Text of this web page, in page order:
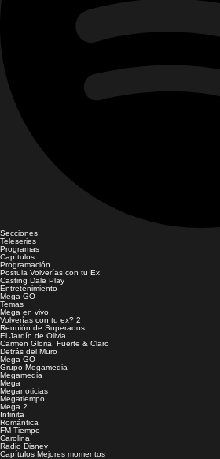
Secciones
Teleseries
Programas
Capítulos
Programación
Postula Volverías con tu Ex
Casting Dale Play
Entretenimiento
Mega GO
Temas
Mega en vivo
Volverías con tu ex? 2
Reunión de Superados
El Jardín de Olivia
Carmen Gloria, Fuerte & Claro
Detrás del Muro
Mega GO
Grupo Megamedia
Megamedia
Mega
Meganoticias
Megatiempo
Mega 2
Infinita
Romántica
FM Tiempo
Carolina
Radio Disney
Capítulos Mejores momentos